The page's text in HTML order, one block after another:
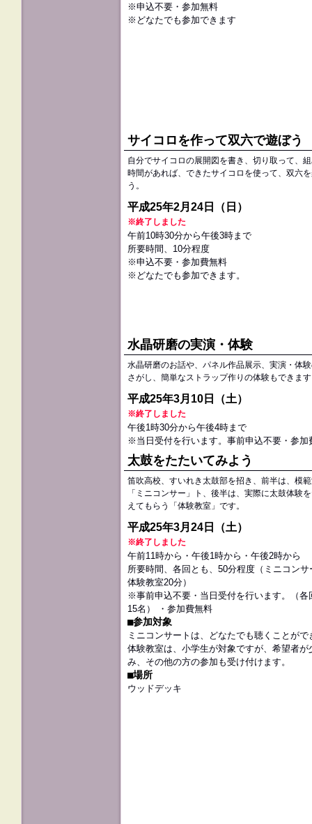
※申込不要・参加無料
※どなたでも参加できます
サイコロを作って双六で遊ぼう
自分でサイコロの展開図を書き、切り取って、
時間があれば、できたサイコロを使って、双六
う。
平成25年2月24日（日）
※終了しました
午前10時30分から午後3時まで
所要時間、10分程度
※申込不要・参加費無料
※どなたでも参加できます。
水晶研磨の実演・体験
水晶研磨のお話や、パネル作品展示、実演・体
さがし、簡単なストラップ作りの体験もできま
平成25年3月10日（土）
※終了しました
午後1時30分から午後4時まで
※当日受付を行います。事前申込不要・参加
太鼓をたたいてみよう
笛吹高校、すいれき太鼓部を招き、前半は、模
「ミニコンサー」ト、後半は、実際に太鼓体験
えてもらう「体験教室」です。
平成25年3月24日（土）
※終了しました
午前11時から・午後1時から・午後2時から
所要時間、各回とも、50分程度（ミニコンサ
体験教室20分）
※事前申込不要・当日受付を行います。（各
15名） ・参加費無料
■参加対象
ミニコンサートは、どなたでも聴くことがで
体験教室は、小学生が対象ですが、希望者が
み、その他の方の参加も受け付けます。
■場所
ウッドデッキ